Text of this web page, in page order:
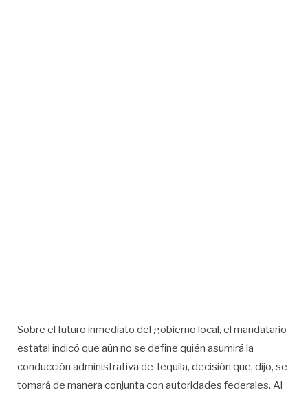
Sobre el futuro inmediato del gobierno local, el mandatario
estatal indicó que aún no se define quién asumirá la
conducción administrativa de Tequila, decisión que, dijo, se
tomará de manera conjunta con autoridades federales. Al